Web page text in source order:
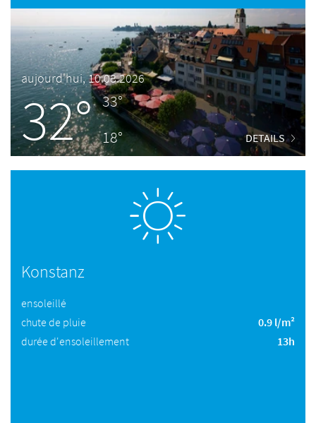
aujourd'hui, 10.08.2026
32° 33°
18°
DETAILS
Konstanz
ensoleillé
chute de pluie
0.9 l/m²
durée d'ensoleillement
13h